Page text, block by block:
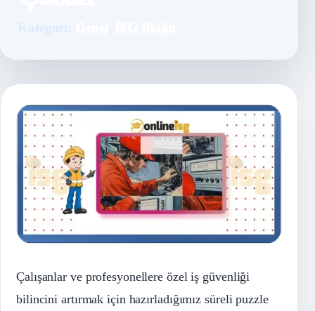
Kategori: ,
Çalışanlar ve profesyonellere özel iş güvenliği
bilincini artırmak için hazırladığımız süreli puzzle